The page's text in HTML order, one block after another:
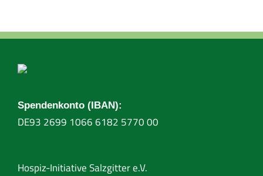
Spendenkonto (IBAN):
DE93 2699 1066 6182 5770 00
Hospiz-Initiative Salzgitter e.V.